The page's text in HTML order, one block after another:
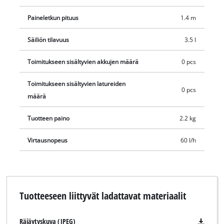
Paineletkun pituus 1.4 m
Säiliön tilavuus 3.5 l
Toimitukseen sisältyvien akkujen määrä 0 pcs
Toimitukseen sisältyvien latureiden
määrä
0 pcs
Tuotteen paino 2.2 kg
Virtausnopeus 60 l/h
Tuotteeseen liittyvät ladattavat materiaalit
Räjäytyskuva (JPEG)